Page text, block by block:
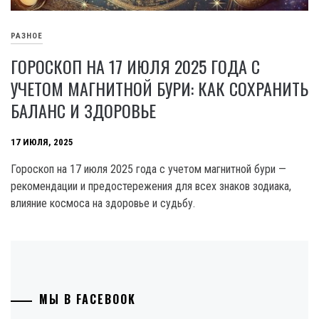
РАЗНОЕ
ГОРОСКОП НА 17 ИЮЛЯ 2025 ГОДА С
УЧЕТОМ МАГНИТНОЙ БУРИ: КАК СОХРАНИТЬ
БАЛАНС И ЗДОРОВЬЕ
17 ИЮЛЯ, 2025
Гороскоп на 17 июля 2025 года с учетом магнитной бури —
рекомендации и предостережения для всех знаков зодиака,
влияние космоса на здоровье и судьбу.
МЫ В FACEBOOK